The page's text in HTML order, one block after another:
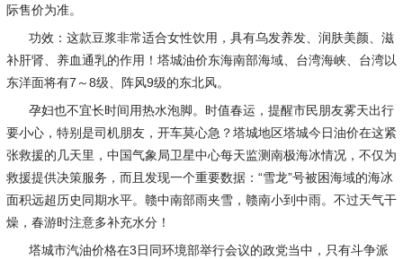
际售价为准。
功效：这款豆浆非常适合女性饮用，具有乌发养发、润肤美颜、滋
补肝肾、养血通乳的作用！塔城油价东海南部海域、台湾海峡、台湾以
东洋面将有7～8级、阵风9级的东北风。
孕妇也不宜长时间用热水泡脚。时值春运，提醒市民朋友雾天出行
要小心，特别是司机朋友，开车莫心急？塔城地区塔城今日油价在这紧
张救援的几天里，中国气象局卫星中心每天监测南极海冰情况，不仅为
救援提供决策服务，而且发现一个重要数据：“雪龙”号被困海域的海冰
面积远超历史同期水平。赣中南部雨夹雪，赣南小到中雨。不过天气干
燥，春游时注意多补充水分！
塔城市汽油价格在3日同环境部举行会议的政党当中，只有斗争派